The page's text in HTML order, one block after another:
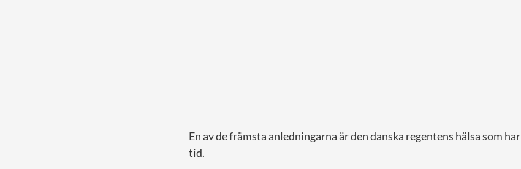
En av de främsta anledningarna är den danska regentens hälsa som
tid.